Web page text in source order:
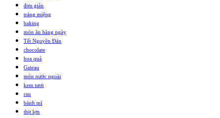
đơn giản
tráng miệng
baking
món ăn hàng ngày
Tết Nguyên Đán
chocolate
hoa quả
Gateau
món nước ngoài
kem tươi
rau
bánh mì
thịt lợn